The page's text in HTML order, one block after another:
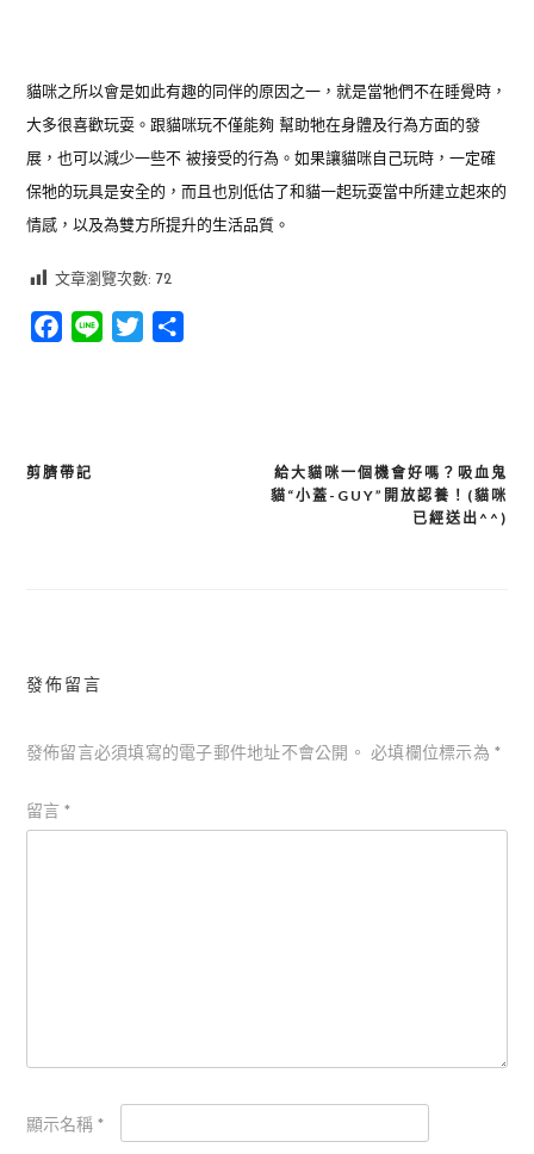
貓咪之所以會是如此有趣的同伴的原因之一，就是當牠們不在睡覺時，
大多很喜歡玩耍。跟貓咪玩不僅能夠 幫助牠在身體及行為方面的發
展，也可以減少一些不 被接受的行為。如果讓貓咪自己玩時，一定確
保牠的玩具是安全的，而且也別低估了和貓一起玩耍當中所建立起來的
情感，以及為雙方所提升的生活品質。
文章瀏覽次數: 72
Facebook
Line Twitter
文
給大貓咪一個機會好嗎？吸血鬼
貓“小蓋-GUY”開放認養！(貓咪
已經送出^^)
剪臍帶記
發佈留言
發佈留言必須填寫的電子郵件地址不會公開。 必填欄位標示為*
留言 *
顯示名稱 *